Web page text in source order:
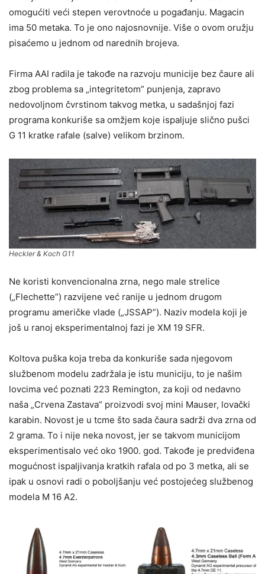
omogućiti veći stepen verovtnoće u pogađanju. Magacin
ima 50 metaka. To je ono najosnovnije. Više o ovom oružju
pisaćemo u jednom od narednih brojeva.
Firma AAI radila je takođe na razvoju municije bez čaure ali
zbog problema sa „integritetom” punjenja, zapravo
nedovoljnom čvrstinom takvog metka, u sadašnjoj fazi
programa konkuriše sa omžjem koje ispaljuje slično pušci
G 11 kratke rafale (salve) velikom brzinom.
Heckler & Koch G11
Ne koristi konvencionalna zrna, nego male strelice
(„Flechette”) razvijene već ranije u jednom drugom
programu američke vlade („JSSAP”). Naziv modela koji je
još u ranoj eksperimentalnoj fazi je XM 19 SFR.
Koltova puška koja treba da konkuriše sada njegovom
službenom modelu zadržala je istu municiju, to je našim
lovcima već poznati 223 Remington, za koji od nedavno
naša „Crvena Zastava” proizvodi svoj mini Mauser, lovački
karabin. Novost je u tcme što sada čaura sadrži dva zrna od
2 grama. To i nije neka novost, jer se takvom municijom
eksperimentisalo već oko 1900. god. Takođe je predviđena
mogućnost ispaljivanja kratkih rafala od po 3 metka, ali se
ipak u osnovi radi o poboljšanju već postojećeg službenog
modela M 16 A2.